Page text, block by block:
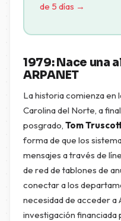
de 5 días →
1979: Nace una
ARPANET
La historia comienza en
Carolina del Norte, a
posgrado, Tom
forma de que los
mensajes a través de
de red de tablones de
conectar a los
necesidad de acceder a
investigación